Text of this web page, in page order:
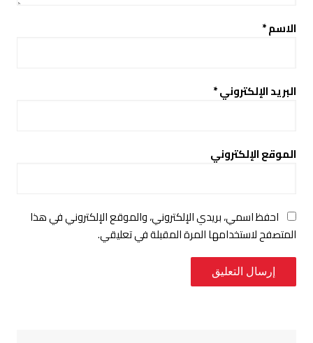
الاسم*
البريد الإلكتروني*
الموقع الإلكتروني
احفظ اسمي، بريدي الإلكتروني، والموقع الإلكتروني في هذا
المتصفح لاستخدامها المرة المقبلة في تعليقي.